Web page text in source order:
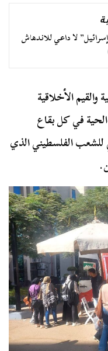
لا داعي للاندهاش
الأخلاقية
في كل بقاع
للشعب الفلسطيني الذي